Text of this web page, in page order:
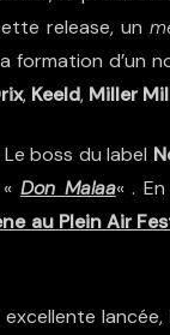
release, un
formation d’un
, Keeld, Miller
boss du label
«Don Malaa« .
au Plein Air
lancée,